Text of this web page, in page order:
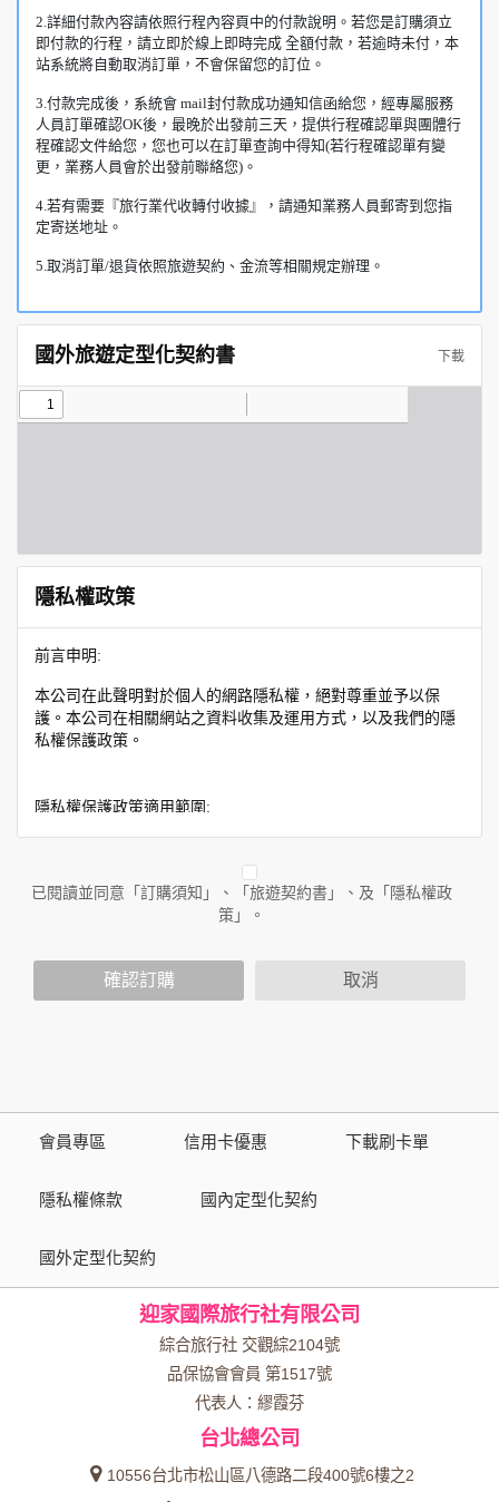
2.詳細付款內容請依照行程內容頁中的付款說明。若您是訂購須立
即付款的行程，請立即於線上即時完成 全額付款，若逾時未付，本
站系統將自動取消訂單，不會保留您的訂位。
3.付款完成後，系統會 mail封付款成功通知信函給您，經專屬服務
人員訂單確認OK後，最晚於出發前三天，提供行程確認單與團體行
程確認文件給您，您也可以在訂單查詢中得知(若行程確認單有變
更，業務人員會於出發前聯絡您)。
4.若有需要『旅行業代收轉付收據』，請通知業務人員郵寄到您指
定寄送地址。
5.取消訂單/退貨依照旅遊契約、金流等相關規定辦理。
國外旅遊定型化契約書 下載
隱私權政策
前言申明:
本公司在此聲明對於個人的網路隱私權，絕對尊重並予以保
護。本公司在相關網站之資料收集及運用方式，以及我們的隱
私權保護政策。
隱私權保護政策適用範圍:
務時收集到的身份識別資料，也包括本公司如何處理在商業合
作與本公司合作時分享的任何身份識別資料。隱私權保護政策
不適用於本公司以外的公司或網站群，與非本站所僱用或管理
放連結的廠商也可能蒐集您個人的資料。對於您主動提供的個
人資訊，這些廣告廠商或連結網站有其個別的隱私權保護政
策，其資料處理措施不適用於本公司隱私權保護政策。
資料的蒐集與使用方式:
為了在本網站提供您最佳的互動性服務，可能會請您提供相關
本網站在您使用服務信箱、問卷調查等互動性功能時，會保留
於一般瀏覽時，伺服器會自行記錄相關行徑，包括您使用連線
設備的 IP 位址、使用時間、使用的瀏覽器、瀏覽及點選資料記
錄等，做為我們增進網站服務的參考依據，此記錄為內部應
用，決不對外公布。
為提供精確的服務，我們會將收集的問卷調查內容進行統計與
分析，分析結果之統計數據或說明文字呈現，除供內部研究
外，我們會視需要公佈統計數據及說明文字，但不涉及特定個
已閱讀並同意「訂購須知」、「旅遊契約書」、及「隱私權政
策」。
確認訂購 取消
會員專區 信用卡優惠 下載刷卡單
隱私權條款 國內定型化契約
國外定型化契約
迎家國際旅行社有限公司
綜合旅行社 交觀綜2104號
品保協會會員 第1517號
代表人：繆霞芬
台北總公司
10556台北市松山區八德路二段400號6樓之2